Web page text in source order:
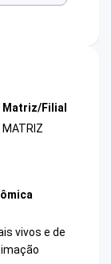
Matriz/Filial
MATRIZ
vivos e de